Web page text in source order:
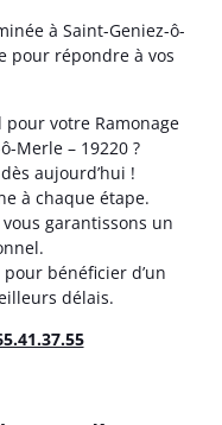
à Saint-Geniez-ô-
pour répondre à vos
votre Ramonage
Merle – 19220 ?
aujourd’hui !
à chaque étape.
garantissons un
bénéficier d’un
délais.